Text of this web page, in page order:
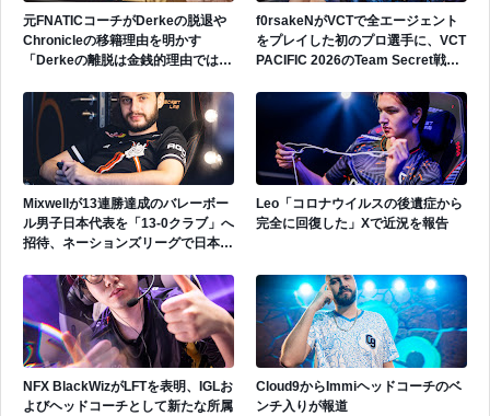
元FNATICコーチがDerkeの脱退や
Chronicleの移籍理由を明かす
「Derkeの離脱は金銭的理由ではな
f0rsakeNがVCTで全エージェント
をプレイした初のプロ選手に、VCT
PACIFIC 2026のTeam Secret戦で
Mixwellが13連勝達成のバレーボー
ル男子日本代表を「13-0クラブ」へ
招待、ネーションズリーグで日本代
Leo「コロナウイルスの後遺症から
完全に回復した」Xで近況を報告
NFX BlackWizがLFTを表明、IGLお
よびヘッドコーチとして新たな所属
Cloud9からImmiヘッドコーチのベ
ンチ入りが報道